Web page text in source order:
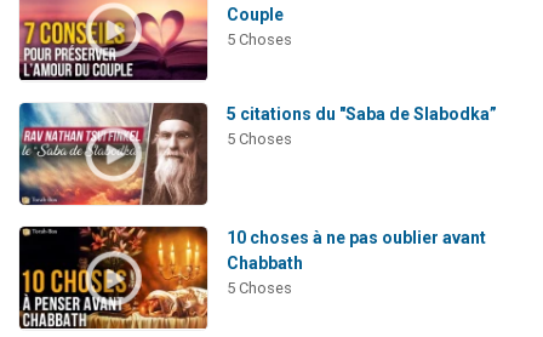
Couple
5 Choses
5 citations du "Saba de Slabodka”
5 Choses
10 choses à ne pas oublier avant
Chabbath
5 Choses